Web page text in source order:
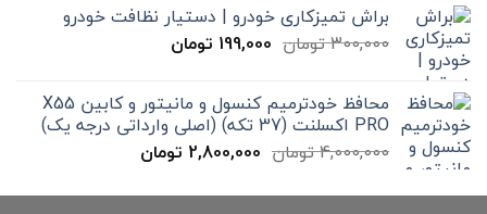
تا
براش تمیزکاری خودرو | دستیار نظافت خودرو
300,000تومان قیمت
بود.
199,000 تومانقیمت
199,000 تومان
است. محافظ خودترمیم کنسول و مانیتور و کابین X55
PRO اکسلنت (37 تکه) (اصلی وارداتی درجه یک)
4,000,000تومان قیمت
4,000,000 تومان
2,800,000 تومانقیمت
2,800,000 تومان